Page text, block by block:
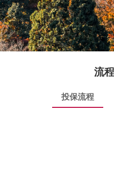
流
投保流程